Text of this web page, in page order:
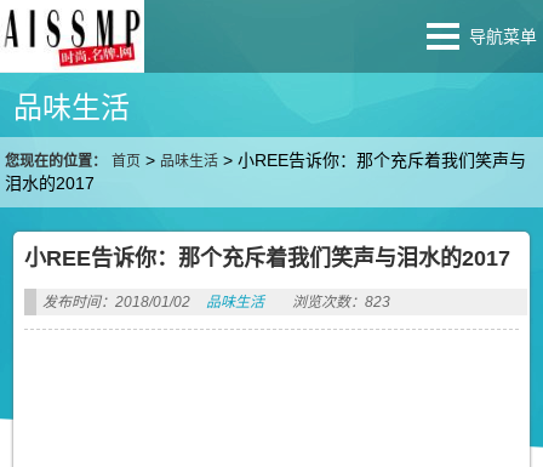
导航菜单
品味生活
您现在的位置： 首页 > 品味生活 >小REE告诉你：那个充斥着我们笑声与
泪水的2017
小REE告诉你：那个充斥着我们笑声与泪水的2017
发布时间：2018/01/02 品味生活 浏览次数：823